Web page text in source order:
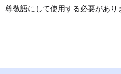
敬語にして使用する必要があり